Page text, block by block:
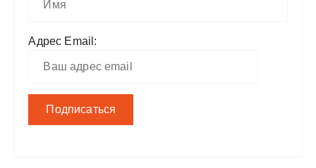
Адрес Email: